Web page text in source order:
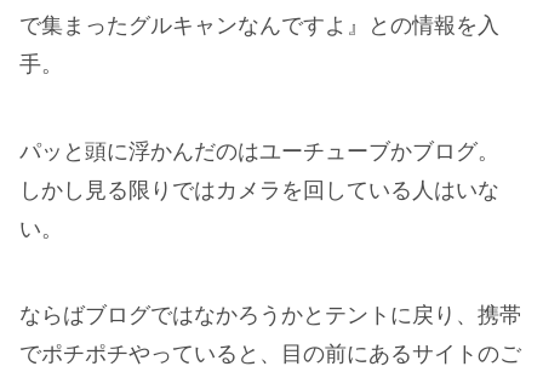
で集まったグルキャンなんですよ』との情報を入
手。
パッと頭に浮かんだのはユーチューブかブログ。
しかし見る限りではカメラを回している人はいな
い。
ならばブログではなかろうかとテントに戻り、携帯
でポチポチやっていると、目の前にあるサイトのご